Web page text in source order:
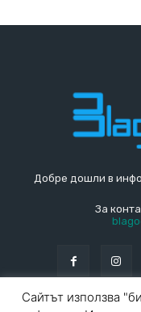
Добре дошли в
За
Сайтът използва